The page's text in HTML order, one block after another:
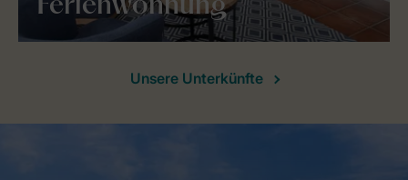
Ferienwohnung
Unsere Unterkünfte